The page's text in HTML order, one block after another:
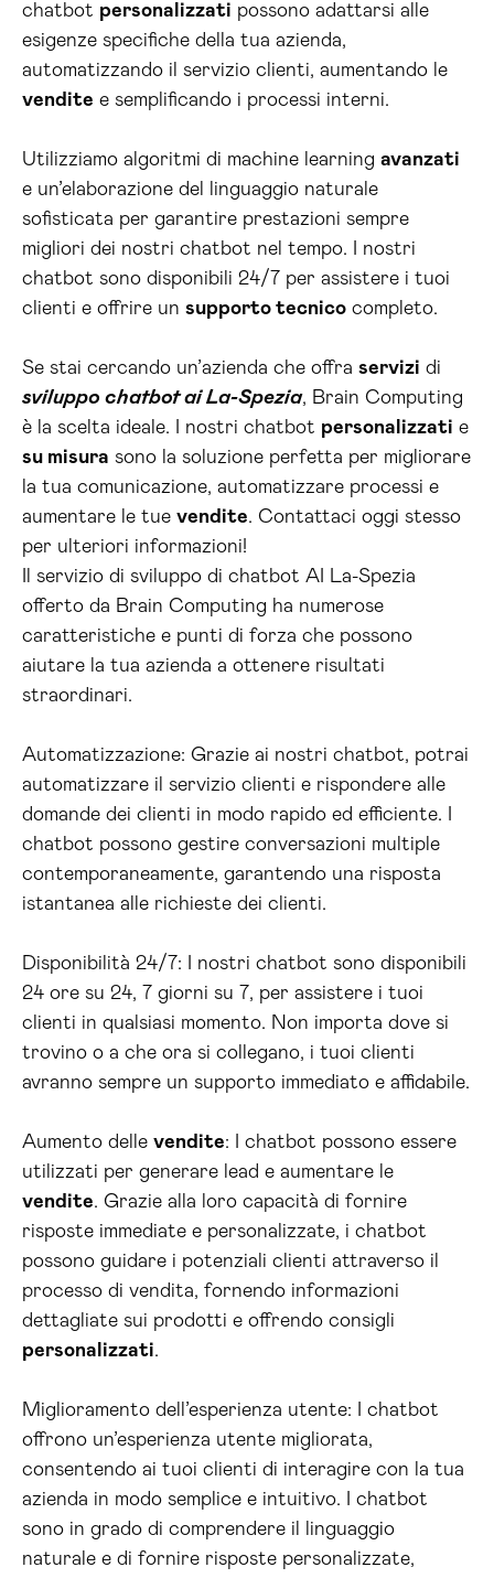
chatbot personalizzati possono adattarsi alle
esigenze specifiche della tua azienda,
automatizzando il servizio clienti, aumentando le
vendite e semplificando i processi interni.
Utilizziamo algoritmi di machine learning avanzati
e un’elaborazione del linguaggio naturale
sofisticata per garantire prestazioni sempre
migliori dei nostri chatbot nel tempo. I nostri
chatbot sono disponibili 24/7 per assistere i tuoi
clienti e offrire un supporto tecnico completo.
Se stai cercando un’azienda che offra servizi di
sviluppo chatbot ai La-Spezia, Brain Computing
è la scelta ideale. I nostri chatbot personalizzati e
su misura sono la soluzione perfetta per migliorare
la tua comunicazione, automatizzare processi e
aumentare le tue vendite. Contattaci oggi stesso
per ulteriori informazioni!
Il servizio di sviluppo di chatbot AI La-Spezia
offerto da Brain Computing ha numerose
caratteristiche e punti di forza che possono
aiutare la tua azienda a ottenere risultati
straordinari.
Automatizzazione: Grazie ai nostri chatbot, potrai
automatizzare il servizio clienti e rispondere alle
domande dei clienti in modo rapido ed efficiente. I
chatbot possono gestire conversazioni multiple
contemporaneamente, garantendo una risposta
istantanea alle richieste dei clienti.
Disponibilità 24/7: I nostri chatbot sono disponibili
24 ore su 24, 7 giorni su 7, per assistere i tuoi
clienti in qualsiasi momento. Non importa dove si
trovino o a che ora si collegano, i tuoi clienti
avranno sempre un supporto immediato e affidabile.
Aumento delle vendite: I chatbot possono essere
utilizzati per generare lead e aumentare le
vendite. Grazie alla loro capacità di fornire
risposte immediate e personalizzate, i chatbot
possono guidare i potenziali clienti attraverso il
processo di vendita, fornendo informazioni
dettagliate sui prodotti e offrendo consigli
personalizzati.
Miglioramento dell’esperienza utente: I chatbot
offrono un’esperienza utente migliorata,
consentendo ai tuoi clienti di interagire con la tua
azienda in modo semplice e intuitivo. I chatbot
sono in grado di comprendere il linguaggio
naturale e di fornire risposte personalizzate,